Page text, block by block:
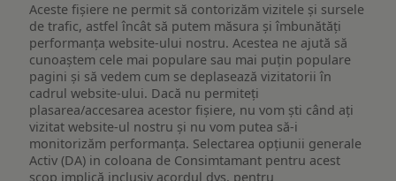
Aceste fișiere ne permit să contorizăm vizitele și sursele
de trafic, astfel încât să putem măsura și îmbunătăți
performanța website-ului nostru. Acestea ne ajută să
cunoaștem cele mai populare sau mai puțin populare
pagini și să vedem cum se deplasează vizitatorii în
cadrul website-ului. Dacă nu permiteți
plasarea/accesarea acestor fișiere, nu vom ști când ați
vizitat website-ul nostru și nu vom putea să-i
monitorizăm performanța. Selectarea opțiunii generale
Activ (DA) in coloana de Consimtamant pentru acest
scop implică inclusiv acordul dvs. pentru